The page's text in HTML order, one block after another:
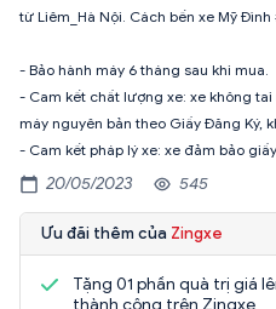
từ Liêm_Hà Nội. Cách bến xe Mỹ Đình
- Bảo hành máy 6 tháng sau khi mua.
- Cam kết chất lượng xe: xe không
máy nguyên bản theo Giấy Đăng Ký,
- Cam kết pháp lý xe: xe đảm bảo
20/05/2023 545
Ưu đãi thêm của Zingxe
Tặng 01 phần quà trị giá
thành công trên Zingxe